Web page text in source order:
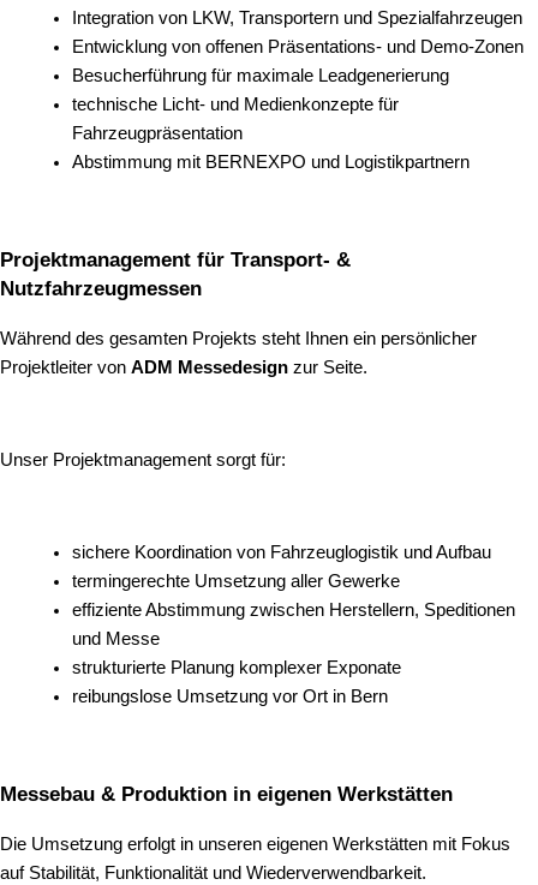
Integration von LKW, Transportern und Spezialfahrzeugen
Entwicklung von offenen Präsentations- und Demo-Zonen
Besucherführung für maximale Leadgenerierung
technische Licht- und Medienkonzepte für
Fahrzeugpräsentation
Abstimmung mit BERNEXPO und Logistikpartnern
Projektmanagement für Transport- &
Nutzfahrzeugmessen
Während des gesamten Projekts steht Ihnen ein persönlicher
Projektleiter von ADM Messedesign zur Seite.
Unser Projektmanagement sorgt für:
sichere Koordination von Fahrzeuglogistik und Aufbau
termingerechte Umsetzung aller Gewerke
effiziente Abstimmung zwischen Herstellern, Speditionen
und Messe
strukturierte Planung komplexer Exponate
reibungslose Umsetzung vor Ort in Bern
Messebau & Produktion in eigenen Werkstätten
Die Umsetzung erfolgt in unseren eigenen Werkstätten mit Fokus
auf Stabilität, Funktionalität und Wiederverwendbarkeit.